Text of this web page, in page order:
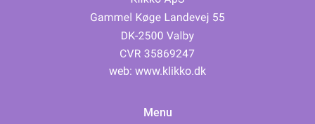
web: www.klikko.dk
Menu